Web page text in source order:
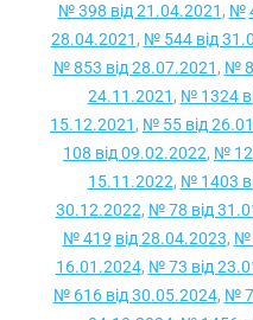
№ 398 від 21.04.2021 , №
28.04.2021 , № 544 від
№ 853 від 28.07.2021 , №
24.11.2021 , № 1324
15.12.2021 , № 55 від
108 від 09.02.2022, №
15.11.2022, № 1403
30.12.2022, № 78 від
№ 419 від 28.04.2023, №
16.01.2024, № 73 від
№ 616 від 30.05.2024, №